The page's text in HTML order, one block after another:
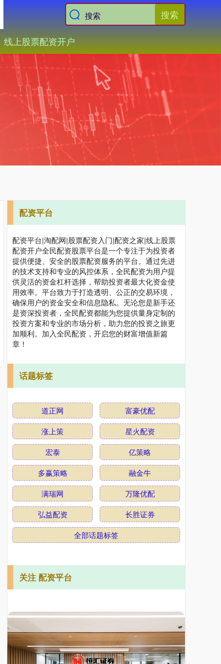
搜索
线上股票配资开户
配资平台
配资平台|淘配网|股票配资入门|配资之家|线上股票
配资开户全民配资股票平台是一个专注于为投资者
提供便捷、安全的股票配资服务的平台。通过先进
的技术支持和专业的风控体系，全民配资为用户提
供灵活的资金杠杆选择，帮助投资者最大化资金使
用效率。平台致力于打造透明、公正的交易环境，
确保用户的资金安全和信息隐私。无论您是新手还
是资深投资者，全民配资都能为您提供量身定制的
投资方案和专业的市场分析，助力您的投资之旅更
加顺利。加入全民配资，开启您的财富增值新篇
章！
话题标签
道正网
富豪优配
涨上策
星火配资
宏泰
亿策略
多赢策略
融金牛
满瑞网
万隆优配
弘益配资
长胜证券
全部话题标签
关注 配资平台